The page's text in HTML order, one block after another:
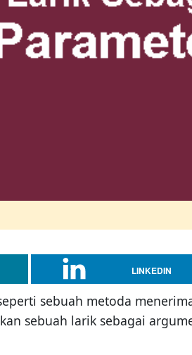
LINKEDIN
sebuah metoda
sebuah larik sebagai